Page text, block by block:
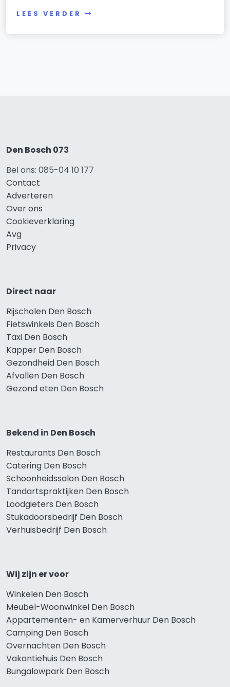
LEES VERDER
Den Bosch 073
Bel ons: 085-04 10 177
Contact
Adverteren
Over ons
Cookieverklaring
Avg
Privacy
Direct naar
Rijscholen Den Bosch
Fietswinkels Den Bosch
Taxi Den Bosch
Kapper Den Bosch
Gezondheid Den Bosch
Afvallen Den Bosch
Gezond eten Den Bosch
Bekend in Den Bosch
Restaurants Den Bosch
Catering Den Bosch
Schoonheidssalon Den Bosch
Tandartspraktijken Den Bosch
Loodgieters Den Bosch
Stukadoorsbedrijf Den Bosch
Verhuisbedrijf Den Bosch
Wij zijn er voor
Winkelen Den Bosch
Meubel-Woonwinkel Den Bosch
Appartementen- en Kamerverhuur Den Bosch
Camping Den Bosch
Overnachten Den Bosch
Vakantiehuis Den Bosch
Bungalowpark Den Bosch